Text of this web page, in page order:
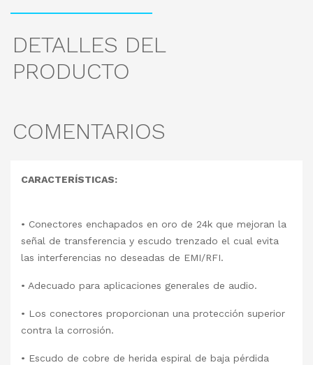
DETALLES DEL
PRODUCTO
COMENTARIOS
CARACTERÍSTICAS:
• Conectores enchapados en oro de 24k que mejoran la
señal de transferencia y escudo trenzado el cual evita
las interferencias no deseadas de EMI/RFI.
• Adecuado para aplicaciones generales de audio.
• Los conectores proporcionan una protección superior
contra la corrosión.
• Escudo de cobre de herida espiral de baja pérdida